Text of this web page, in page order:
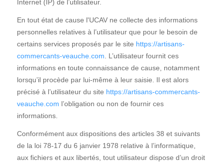
Internet (IP) de l’utilisateur.
En tout état de cause l'UCAV ne collecte des informations
personnelles relatives à l’utilisateur que pour le besoin de
certains services proposés par le site https://artisans-
commercants-veauche.com . L’utilisateur fournit ces
informations en toute connaissance de cause, notamment
lorsqu’il procède par lui-même à leur saisie. Il est alors
précisé à l’utilisateur du site https://artisans-commercants-
veauche.com l’obligation ou non de fournir ces
informations.
Conformément aux dispositions des articles 38 et suivants
de la loi 78-17 du 6 janvier 1978 relative à l’informatique,
aux fichiers et aux libertés, tout utilisateur dispose d’un droit